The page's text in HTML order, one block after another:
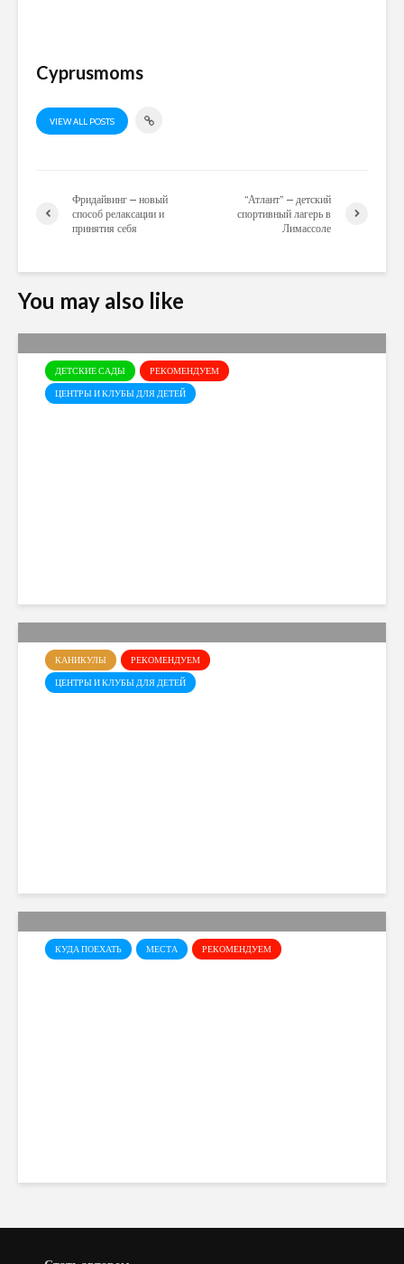
Cyprusmoms
VIEW ALL POSTS
Фридайвинг – новый
способ релаксации и
принятия себя
“Атлант” – детский
спортивный лагерь в
Лимассоле
You may also like
ДЕТСКИЕ САДЫ
РЕКОМЕНДУЕМ
ЦЕНТРЫ И КЛУБЫ ДЛЯ ДЕТЕЙ
КАНИКУЛЫ
РЕКОМЕНДУЕМ
ЦЕНТРЫ И КЛУБЫ ДЛЯ ДЕТЕЙ
КУДА ПОЕХАТЬ МЕСТА РЕКОМЕНДУЕМ